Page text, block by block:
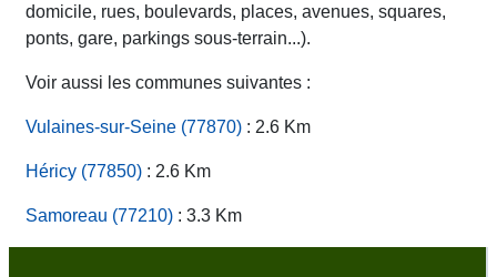
domicile, rues, boulevards, places, avenues, squares,
ponts, gare, parkings sous-terrain...).
Voir aussi les communes suivantes :
Vulaines-sur-Seine (77870) : 2.6 Km
Héricy (77850) : 2.6 Km
Samoreau (77210) : 3.3 Km